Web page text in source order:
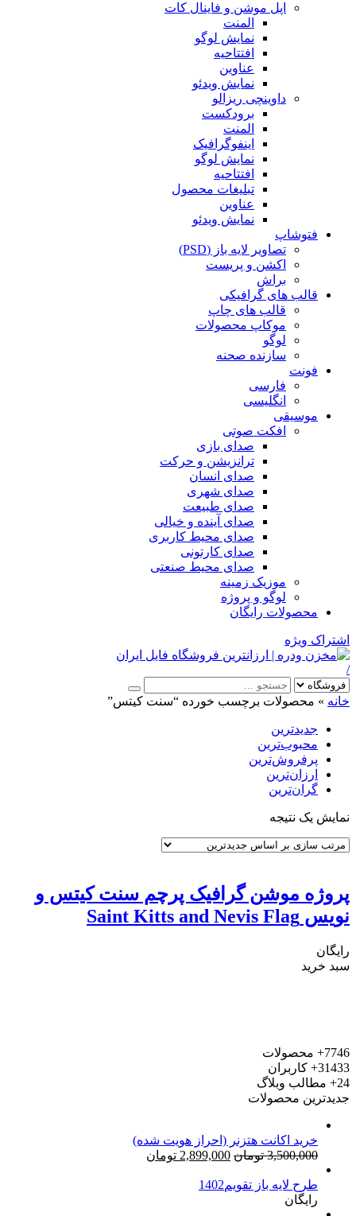
اپل موشن و فاینال کات
المنت
نمایش لوگو
افتتاحیه
عناوین
نمایش ویدئو
داوینچی ریزالو
برودکست
المنت
اینفوگرافیک
نمایش لوگو
افتتاحیه
تبلیغات محصول
عناوین
نمایش ویدئو
فتوشاپ
تصاویر لایه باز (PSD)
اکشن و پریست
براش
قالب های گرافیکی
قالب های چاپ
موکاپ محصولات
لوگو
سازنده صحنه
فونت
فارسی
انگلیسی
موسیقی
افکت صوتی
صدای بازی
ترانزیشن و حرکت
صدای انسان
صدای شهری
صدای طبیعت
صدای آینده و خیالی
صدای محیط کاربری
صدای کارتونی
صدای محیط صنعتی
موزیک زمینه
لوگو و پروژه
محصولات رایگان
اشتراک ویژه
/
خانه » محصولات برچسب خورده “سنت کیتس”
جدیدترین
محبوب‌ترین
پرفروش‌ترین
ارزان‌ترین
گران‌ترین
نمایش یک نتیجه
پروژه موشن گرافیک پرچم سنت کیتس و
نویس Saint Kitts and Nevis Flag
رایگان
سبد خرید
7746+
محصولات
31433+
کاربران
24+
مطالب وبلاگ
جدیدترین محصولات
خرید اکانت هتزنر (احراز هویت شده)
3,500,000 تومان قیمت
2,899,000 تومان
طرح لایه باز تقویم1402
رایگان